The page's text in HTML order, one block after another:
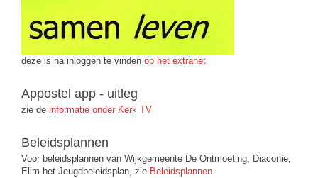
deze is na inloggen te vinden op het extranet
Appostel app - uitleg
zie de informatie onder Kerk TV
Beleidsplannen
Voor beleidsplannen van Wijkgemeente De Ontmoeting, Diaconie,
Elim het Jeugdbeleidsplan, zie Beleidsplannen.